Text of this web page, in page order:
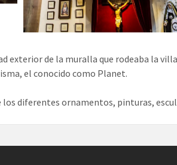
exterior de la muralla que rodeaba la
el conocido como Planet.
los diferentes ornamentos, pinturas,